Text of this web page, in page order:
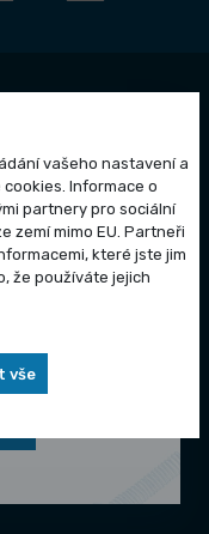
vašeho nastavení a
Informace o
partnery pro sociální
zemí mimo EU. Partneři
které jste jim
že používáte jejich
vše
zásob
za